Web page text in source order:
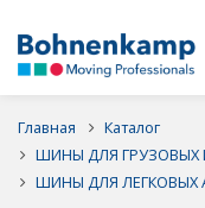
Главная
Каталог
ШИНЫ ДЛЯ ГРУЗОВЫХ
ШИНЫ ДЛЯ ЛЕГКОВЫХ